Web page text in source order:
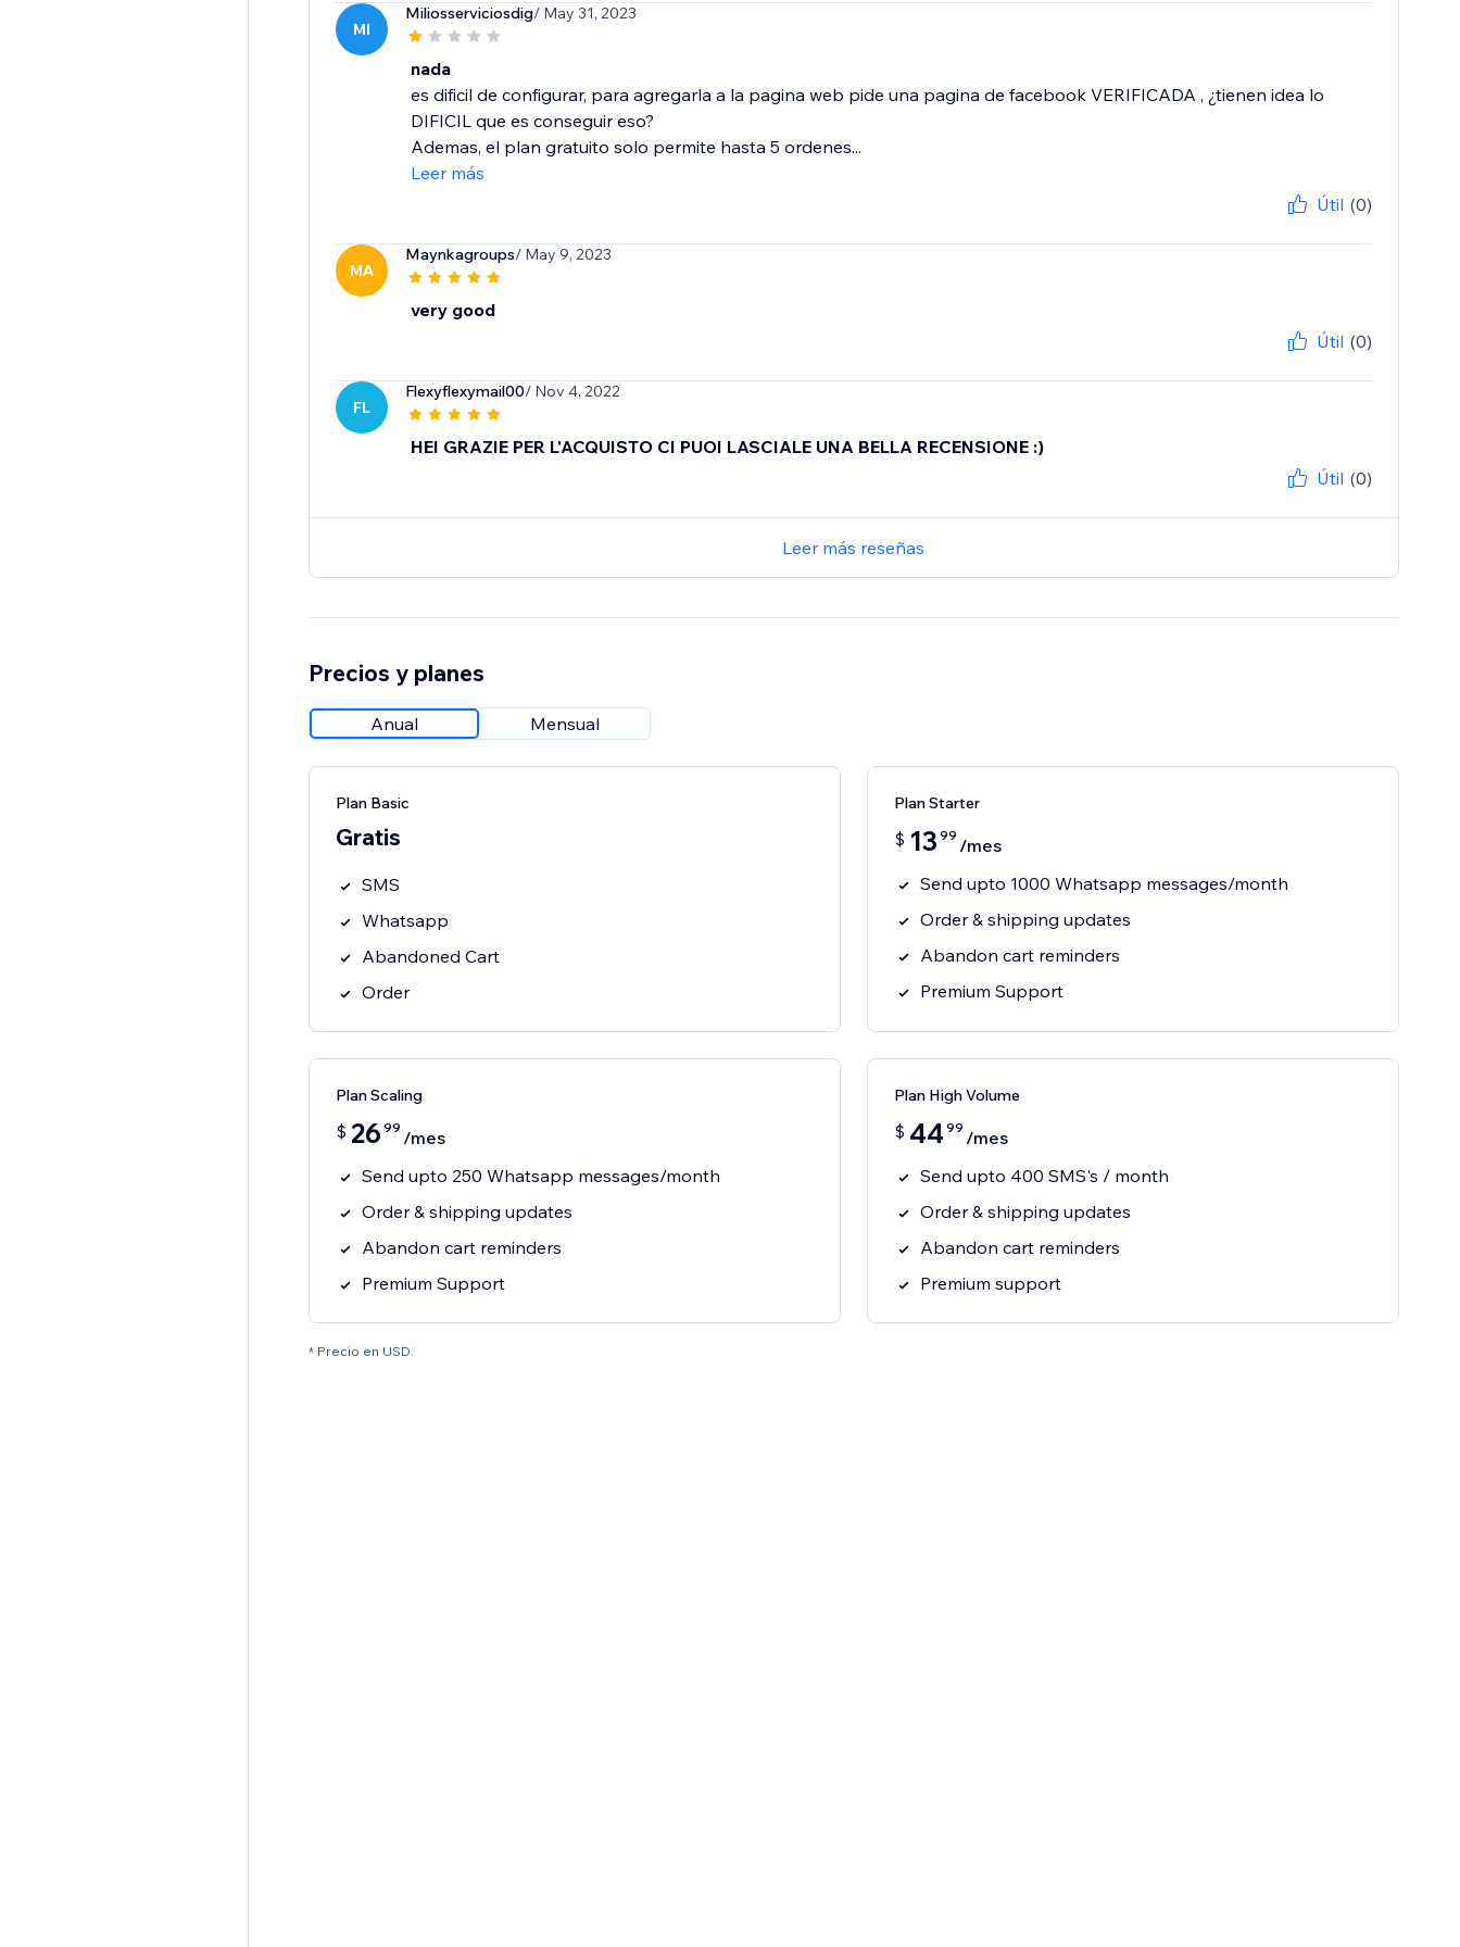
MI
Miliosserviciosdig/ May 31, 2023
nada
es dificil de configurar, para agregarla a la pagina web pide una pagina de facebook VERIFICADA , ¿tienen idea lo
DIFICIL que es conseguir eso?
Ademas, el plan gratuito solo permite hasta 5 ordenes...
Leer más
Útil (0)
MA
Maynkagroups/ May 9, 2023
very good
Útil (0)
FL
Flexyflexymail00/ Nov 4, 2022
HEI GRAZIE PER L'ACQUISTO CI PUOI LASCIALE UNA BELLA RECENSIONE :)
Útil (0)
Leer más reseñas
Precios y planes
Anual Mensual
Plan Basic
Gratis
SMS
Whatsapp
Abandoned Cart
Order
Plan Starter
$ 13 99 /mes
Send upto 1000 Whatsapp messages/month
Order & shipping updates
Abandon cart reminders
Premium Support
Plan Scaling
$ 26 99 /mes
Send upto 250 Whatsapp messages/month
Order & shipping updates
Abandon cart reminders
Premium Support
Plan High Volume
$ 44 99 /mes
Send upto 400 SMS's / month
Order & shipping updates
Abandon cart reminders
Premium support
* Precio en USD.